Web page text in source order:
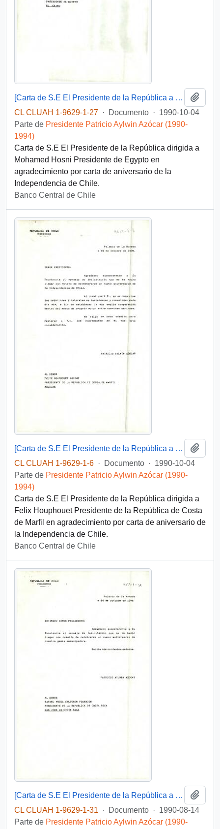
[Carta de S.E El Presidente de la República a Presidente de Egypto]
CL CLUAH 1-9629-1-27 · Documento · 1990-10-04
Parte de Presidente Patricio Aylwin Azócar (1990-
1994)
Carta de S.E El Presidente de la República dirigida a
Mohamed Hosni Presidente de Egypto en
agradecimiento por carta de aniversario de la
Independencia de Chile.
Banco Central de Chile
[Carta de S.E El Presidente de la República a Presidente de la República de Costa de Marfil]
CL CLUAH 1-9629-1-6 · Documento · 1990-10-04
Parte de Presidente Patricio Aylwin Azócar (1990-
1994)
Carta de S.E El Presidente de la República dirigida a
Felix Houphouet Presidente de la República de Costa
de Marfil en agradecimiento por carta de aniversario de
la Independencia de Chile.
Banco Central de Chile
[Carta de S.E El Presidente de la República a Presidente de la República de Costa Rica]
CL CLUAH 1-9629-1-31
· Documento · 1990-08-14
Parte de Presidente Patricio Aylwin Azócar (1990-